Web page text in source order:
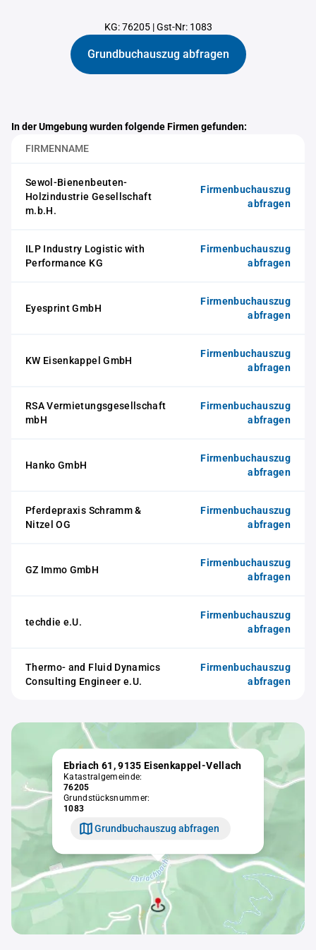
KG: 76205|Gst-Nr: 1083
Grundbuchauszug abfragen
In der Umgebung wurden folgende Firmen gefunden:
FIRMENNAME
Sewol-Bienenbeuten-
Holzindustrie Gesellschaft
m.b.H.
Firmenbuchauszug
abfragen
ILP Industry Logistic with
Performance KG
Firmenbuchauszug
abfragen
Eyesprint GmbH
Firmenbuchauszug
abfragen
KW Eisenkappel GmbH
Firmenbuchauszug
abfragen
RSA Vermietungsgesellschaft
mbH
Firmenbuchauszug
abfragen
Hanko GmbH
Firmenbuchauszug
abfragen
Pferdepraxis Schramm &
Nitzel OG
Firmenbuchauszug
abfragen
GZ Immo GmbH
Firmenbuchauszug
abfragen
techdie e.U.
Firmenbuchauszug
abfragen
Thermo- and Fluid Dynamics
Consulting Engineer e.U.
Firmenbuchauszug
abfragen
Ebriach 61, 9135 Eisenkappel-Vellach
Katastralgemeinde:
76205
Grundstücksnummer:
1083
Grundbuchauszug abfragen